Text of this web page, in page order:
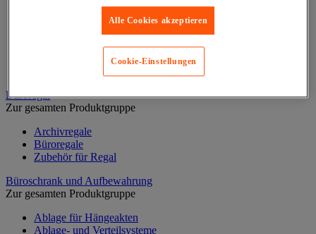
Heft, Block und Post-it®
Kalender und Schreibunterlage
Papier, Karteikarte und Visitenkarte
Büroregal
Zur gesamten Produktgruppe
Archivregale
Büroregale
Zubehör für Regal
Büroschrank und Aufbewahrung
Zur gesamten Produktgruppe
Ablage für Hängeakten
Ablage- und Verteilsysteme
Alle Cookies akzeptieren
Cookie-Einstellungen